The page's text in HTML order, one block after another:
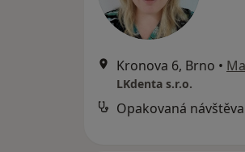
Kronova 6, Brno •
LKdenta s.r.o.
Opakovaná